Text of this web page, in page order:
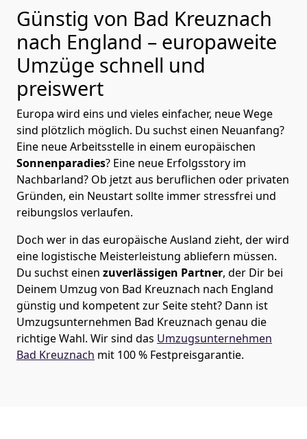
Günstig von Bad Kreuznach
nach England – europaweite
Umzüge schnell und
preiswert
Europa wird eins und vieles einfacher, neue Wege
sind plötzlich möglich. Du suchst einen Neuanfang?
Eine neue Arbeitsstelle in einem europäischen
Sonnenparadies? Eine neue Erfolgsstory im
Nachbarland? Ob jetzt aus beruflichen oder privaten
Gründen, ein Neustart sollte immer stressfrei und
reibungslos verlaufen.
Doch wer in das europäische Ausland zieht, der wird
eine logistische Meisterleistung abliefern müssen.
Du suchst einen zuverlässigen Partner, der Dir bei
Deinem Umzug von Bad Kreuznach nach England
günstig und kompetent zur Seite steht? Dann ist
Umzugsunternehmen Bad Kreuznach genau die
richtige Wahl. Wir sind das Umzugsunternehmen
Bad Kreuznach mit 100 % Festpreisgarantie.